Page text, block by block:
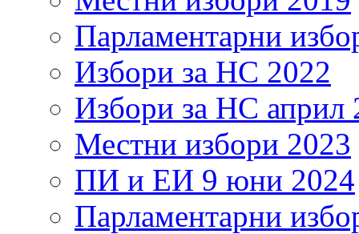
Парламентарни
Избори за НС 2022
Избори за НС април
Местни избори 2023
ПИ и ЕИ 9 юни 2024
Парламентарни